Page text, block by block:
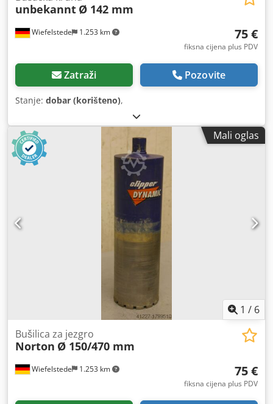
Wiefelstede 1.253 km
unbekannt Ø 142 mm
75 €
fiksna cijena plus PDV
Zatraži Pozovite
Stanje: dobar (korišteno),
Mali oglas
1 / 6
Wiefelstede 1.253 km
Bušilica za jezgro
Norton Ø 150/470 mm
75 €
fiksna cijena plus PDV